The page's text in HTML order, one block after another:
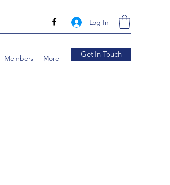
Log In
Members More Get In Touch